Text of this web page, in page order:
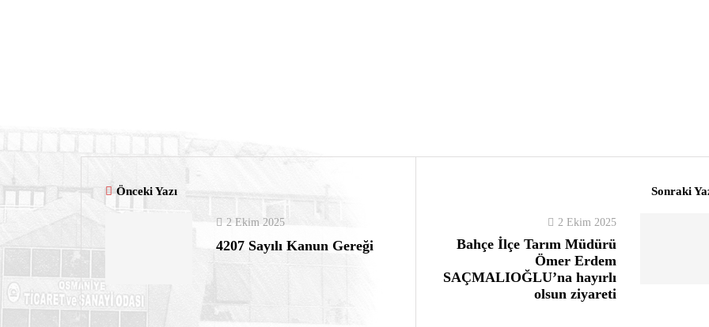
Önceki Yazı
2 Ekim 2025
4207 Sayılı Kanun Gereği
Sonraki
2 Ekim 2025
Bahçe İlçe Tarım Müdürü
Ömer Erdem
SAÇMALIOĞLU’na hayırlı
olsun ziyareti